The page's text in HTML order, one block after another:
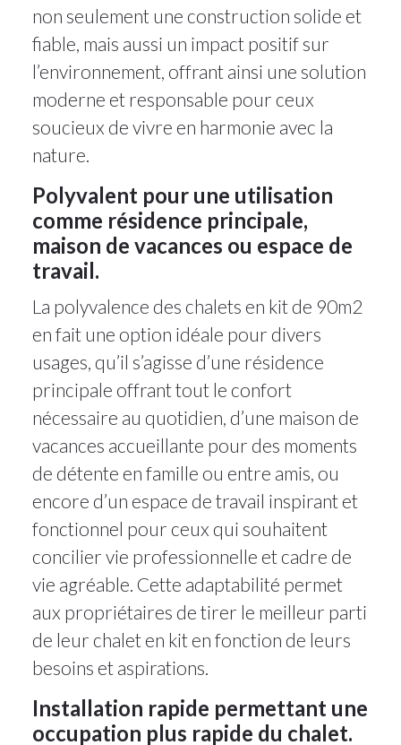
non seulement une construction solide et
fiable, mais aussi un impact positif sur
l’environnement, offrant ainsi une solution
moderne et responsable pour ceux
soucieux de vivre en harmonie avec la
nature.
Polyvalent pour une utilisation
comme résidence principale,
maison de vacances ou espace de
travail.
La polyvalence des chalets en kit de 90m2
en fait une option idéale pour divers
usages, qu’il s’agisse d’une résidence
principale offrant tout le confort
nécessaire au quotidien, d’une maison de
vacances accueillante pour des moments
de détente en famille ou entre amis, ou
encore d’un espace de travail inspirant et
fonctionnel pour ceux qui souhaitent
concilier vie professionnelle et cadre de
vie agréable. Cette adaptabilité permet
aux propriétaires de tirer le meilleur parti
de leur chalet en kit en fonction de leurs
besoins et aspirations.
Installation rapide permettant une
occupation plus rapide du chalet.